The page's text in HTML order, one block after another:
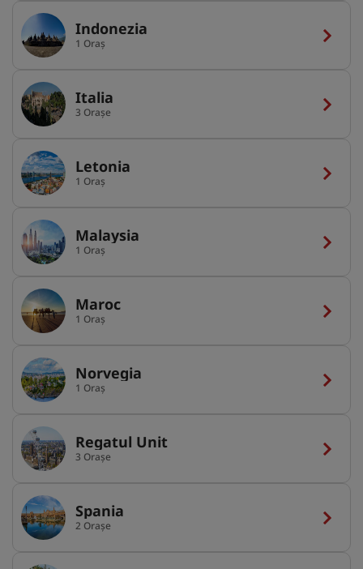
Indonezia
1 Oraș
Italia
3 Orașe
Letonia
1 Oraș
Malaysia
1 Oraș
Maroc
1 Oraș
Norvegia
1 Oraș
Regatul Unit
3 Orașe
Spania
2 Orașe